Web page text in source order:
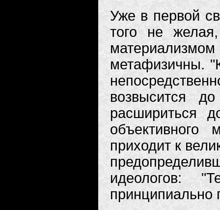
Уже в первой
того не
метафизичны.
возвысится
расшириться
объективного
приходит к
идеологов:
принципиально